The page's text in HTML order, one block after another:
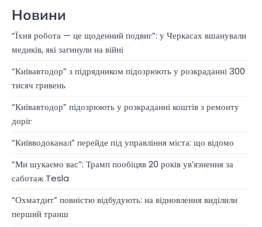
Новини
“Їхня робота — це щоденний подвиг”: у Черкасах вшанували
медиків, які загинули на війні
“Київавтодор” з підрядником підозрюють у розкраданні 300
тисяч гривень
“Київавтодор” підозрюють у розкраданні коштів з ремонту
доріг
“Київводоканал” перейде під управління міста: що відомо
“Ми шукаємо вас”: Трамп пообіцяв 20 років ув’язнення за
саботаж Tesla
“Охматдит” повністю відбудують: на відновлення виділили
перший транш